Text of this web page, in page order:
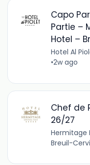
Capo
Partie –
Hotel –
Hotel Al
•2w ago
Chef de
26/27
Hermitage
Breuil-